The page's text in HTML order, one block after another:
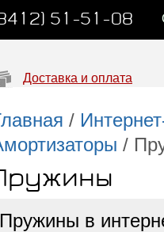
51-51-08
Доставка и оплата
/
/
Пружины в